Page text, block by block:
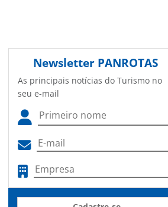
Newsletter PANROTAS
As principais notícias do Turismo no
seu e-mail